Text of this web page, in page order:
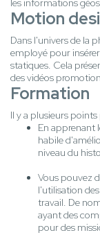
les informations
Motion
Dans l'univers de la
employé pour
statiques. Cela
des vidéos
Formation
Il y a plusieurs
En apprenant
habile
niveau du
Vous pouvez
l'utilisation
travail. De
ayant des
pour des